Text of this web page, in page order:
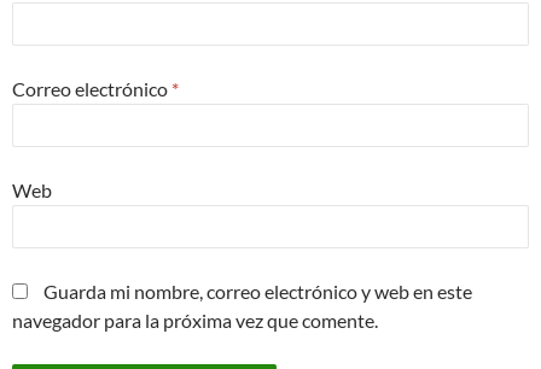
Correo electrónico *
Web
Guarda mi nombre, correo electrónico y web en este
navegador para la próxima vez que comente.